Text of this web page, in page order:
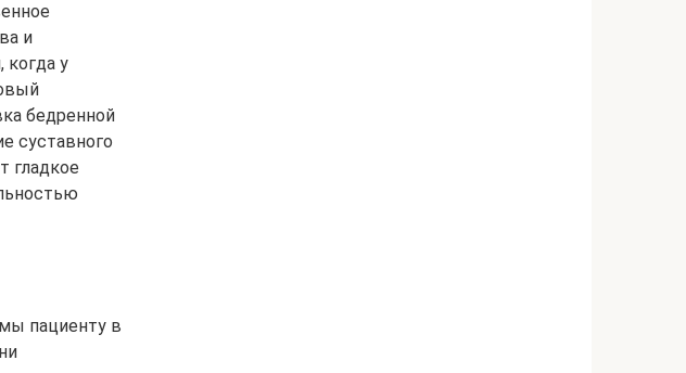
и
когда у
бедренной
суставного
гладкое
пациенту в